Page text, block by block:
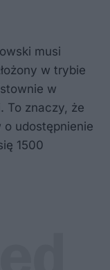
musi
w trybie
w
To znaczy, że
o udostępnienie
1500